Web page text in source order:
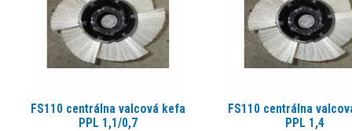
FS110 centrálna valcová kefa
PPL 1,1/0,7
FS110 centrálna
PPL 1,4